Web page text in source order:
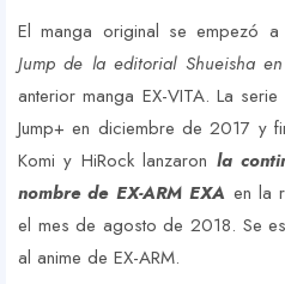
El manga original se empezó
Jump de la editorial Shueisha
anterior manga EX-VITA. La
Jump+ en diciembre de 2017 y
Komi y HiRock lanzaron la
nombre de EX-ARM EXA en la
el mes de agosto de 2018. Se
al anime de EX-ARM.